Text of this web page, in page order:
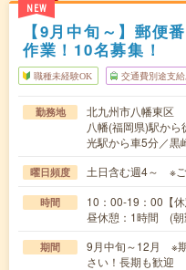
NEW
【9月中旬～】郵便
作業！10名募集！
職種未経験OK 交通費別途支給
勤務地
北九州市八幡東区
八幡(福岡県)駅か
光駅から車5分／黒
曜日頻度 土日含む週4～ ※
時間
10：00-19：00【
昼休憩：1時間 (
期間
9月中旬～12月 ※
さい！長期も歓迎